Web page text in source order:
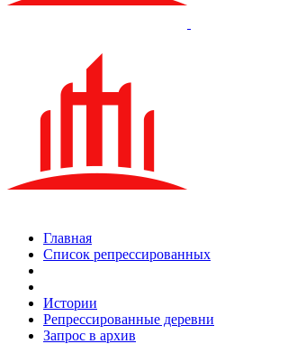
Главная
Список репрессированных
Истории
Репрессированные деревни
Запрос в архив